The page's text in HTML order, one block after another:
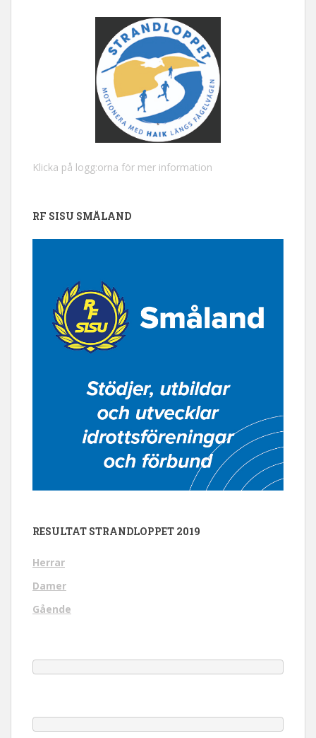
Klicka på logg:orna för mer information
RF SISU SMÅLAND
RESULTAT STRANDLOPPET 2019
Herrar
Damer
Gående